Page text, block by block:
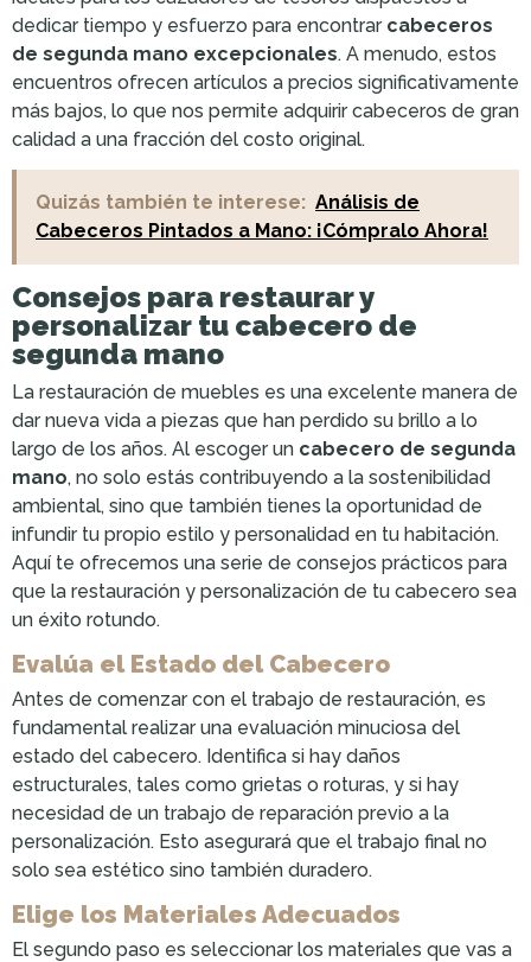
dedicar tiempo y esfuerzo para encontrar cabeceros
de segunda mano excepcionales. A menudo, estos
encuentros ofrecen artículos a precios significativamente
más bajos, lo que nos permite adquirir cabeceros de gran
calidad a una fracción del costo original.
Quizás también te interese: Análisis de
Cabeceros Pintados a Mano: ¡Cómpralo Ahora!
Consejos para restaurar y
personalizar tu cabecero de
segunda mano
La restauración de muebles es una excelente manera de
dar nueva vida a piezas que han perdido su brillo a lo
largo de los años. Al escoger un cabecero de segunda
mano, no solo estás contribuyendo a la sostenibilidad
ambiental, sino que también tienes la oportunidad de
infundir tu propio estilo y personalidad en tu habitación.
Aquí te ofrecemos una serie de consejos prácticos para
que la restauración y personalización de tu cabecero sea
un éxito rotundo.
Evalúa el Estado del Cabecero
Antes de comenzar con el trabajo de restauración, es
fundamental realizar una evaluación minuciosa del
estado del cabecero. Identifica si hay daños
estructurales, tales como grietas o roturas, y si hay
necesidad de un trabajo de reparación previo a la
personalización. Esto asegurará que el trabajo final no
solo sea estético sino también duradero.
Elige los Materiales Adecuados
El segundo paso es seleccionar los materiales que vas a